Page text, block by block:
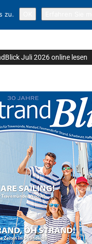
Juli 2026 online lesen
zu.